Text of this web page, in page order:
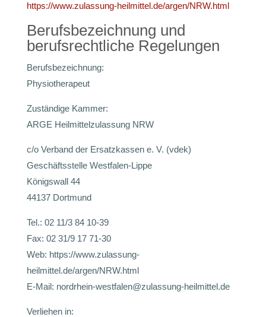
https://www.zulassung-heilmittel.de/argen/NRW.html
Berufsbezeichnung und
berufsrechtliche Regelungen
Berufsbezeichnung:
Physiotherapeut
Zuständige Kammer:
ARGE Heilmittelzulassung NRW
c/o Verband der Ersatzkassen e. V. (vdek)
Geschäftsstelle Westfalen-Lippe
Königswall 44
44137 Dortmund
Tel.: 02 11/3 84 10-39
Fax: 02 31/9 17 71-30
Web: https://www.zulassung-
heilmittel.de/argen/NRW.html
E-Mail: nordrhein-westfalen@zulassung-heilmittel.de
Verliehen in: